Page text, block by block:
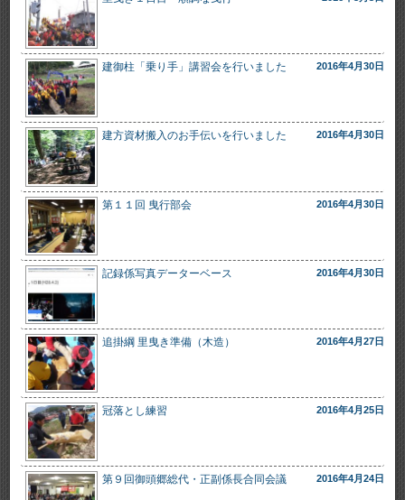
建御柱「乗り手」講習会を行いました 2016年4月30日
建方資材搬入のお手伝いを行いました 2016年4月30日
第１１回 曳行部会 2016年4月30日
記録係写真データーベース 2016年4月30日
追掛綱 里曳き準備（木造） 2016年4月27日
冠落とし練習 2016年4月25日
第９回御頭郷総代・正副係長合同会議 2016年4月24日